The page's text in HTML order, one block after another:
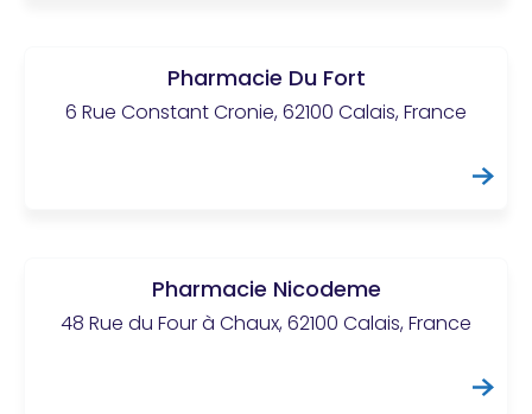
Pharmacie Du Fort
6 Rue Constant Cronie, 62100 Calais, France
Pharmacie Nicodeme
48 Rue du Four à Chaux, 62100 Calais, France